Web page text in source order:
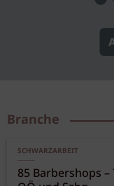
Branche
SCHWARZARBEIT
85 Barbershops